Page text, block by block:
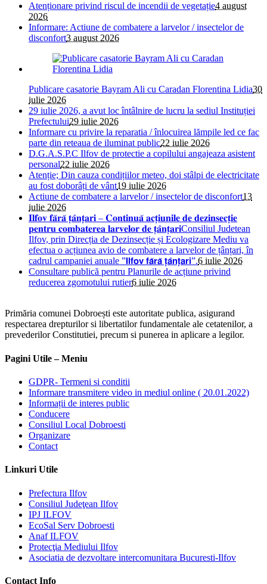
Atenționare privind riscul de incendii de vegetație4 august
2026
Informare: Actiune de combatere a larvelor / insectelor de
disconfort3 august 2026
Publicare casatorie Bayram Ali cu Caradan Florentina Lidia30
iulie 2026
29 iulie 2026, a avut loc întâlnire de lucru la sediul Instituției
Prefectului29 iulie 2026
Informare cu privire la reparatia / înlocuirea lămpile led ce fac
parte din reteaua de iluminat public22 iulie 2026
D.G.A.S.P.C Ilfov de protectie a copilului angajeaza asistent
personal22 iulie 2026
Atenție; Din cauza condițiilor meteo, doi stâlpi de electricitate
au fost doborâți de vânt19 iulie 2026
Actiune de combatere a larvelor / insectelor de disconfort13
iulie 2026
𝐈𝐥𝐟𝐨𝐯 𝐟𝐚̆𝐫𝐚̆ 𝐭̦𝐚̂𝐧𝐭̦𝐚𝐫𝐢 – 𝐂𝐨𝐧𝐭𝐢𝐧𝐮𝐚̆ 𝐚𝐜𝐭̦𝐢𝐮𝐧𝐢𝐥𝐞 𝐝𝐞 𝐝𝐞𝐳𝐢𝐧𝐬𝐞𝐜𝐭̦𝐢𝐞
𝐩𝐞𝐧𝐭𝐫𝐮 𝐜𝐨𝐦𝐛𝐚𝐭𝐞𝐫𝐞𝐚 𝐥𝐚𝐫𝐯𝐞𝐥𝐨𝐫 𝐝𝐞 𝐭̦𝐚̂𝐧𝐭̦𝐚𝐫𝐢Consiliul Judetean
Ilfov, prin Direcția de Dezinsecție și Ecologizare Mediu va
efectua o acțiunea avio de combatere a larvelor de țânțari, în
cadrul campaniei anuale ”𝗜𝗹𝗳𝗼𝘃 𝗳𝗮̆𝗿𝗮̆ 𝘁̦𝗮̂𝗻𝘁̦𝗮𝗿𝗶”.6 iulie 2026
Consultare publică pentru Planurile de acțiune privind
reducerea zgomotului rutier6 iulie 2026
Primăria comunei Dobroești este autoritate publica, asigurand
respectarea drepturilor si libertatilor fundamentale ale cetatenilor, a
prevederilor Constitutiei, precum si punerea in aplicare a legilor.
Pagini Utile – Meniu
GDPR- Termeni si conditii
Informare transmitere video in mediul online ( 20.01.2022)
Informații de interes public
Conducere
Consiliul Local Dobroesti
Organizare
Contact
Linkuri Utile
Prefectura Ilfov
Consiliul Judeţean Ilfov
IPJ ILFOV
EcoSal Serv Dobroesti
Anaf ILFOV
Protecţia Mediului Ilfov
Asociatia de dezvoltare intercomunitara Bucuresti-Ilfov
Contact Info